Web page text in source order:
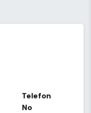
Telefon
No